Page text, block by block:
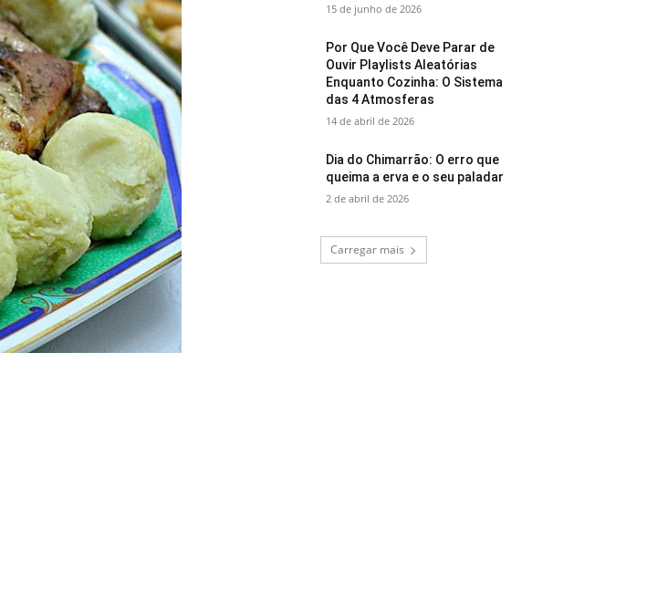
15 de junho de 2026
Por Que Você Deve Parar de
Ouvir Playlists Aleatórias
Enquanto Cozinha: O Sistema
das 4 Atmosferas
14 de abril de 2026
Dia do Chimarrão: O erro que
queima a erva e o seu paladar
2 de abril de 2026
Carregar mais